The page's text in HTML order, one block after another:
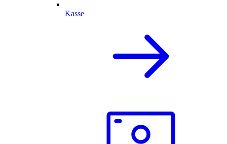
Kasse